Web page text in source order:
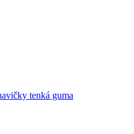
tenká guma